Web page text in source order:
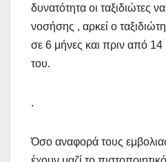
δυνατότητα οι ταξιδιώτες
νοσήσης , αρκεί ο
σε 6 μήνες και πριν από 14
του.
.
Όσο αναφορά τους